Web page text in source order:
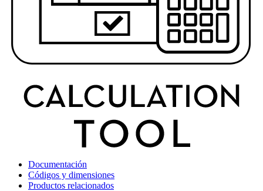
Documentación
Códigos y dimensiones
Productos relacionados